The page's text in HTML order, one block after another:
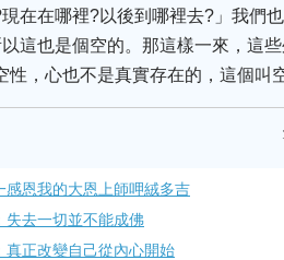
在在哪裡?以後到哪裡去?」我們
這也是個空的。那這樣一來，這
性，心也不是真實存在的，這個叫
感恩我的大恩上師呷絨多吉
失去一切並不能成佛
真正改變自己從內心開始